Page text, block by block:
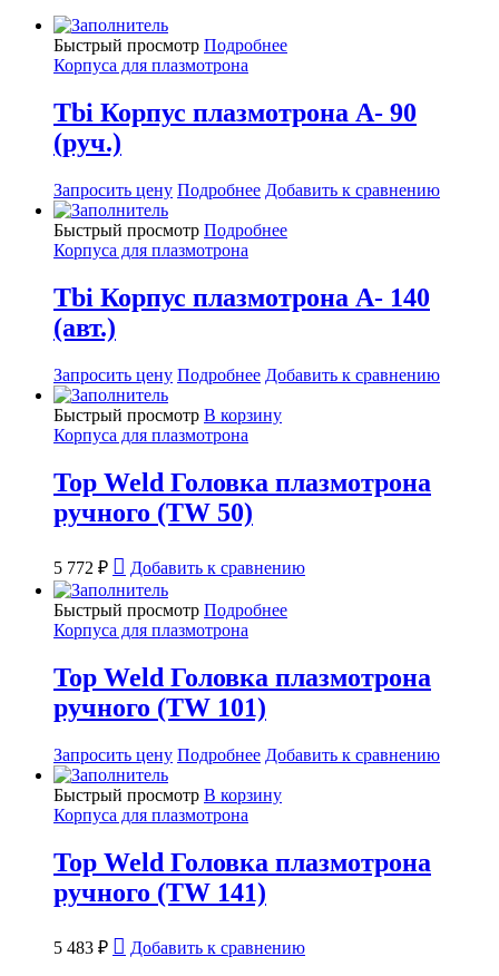
Быстрый просмотр Подробнее
Корпуса для плазмотрона
Tbi Корпус плазмотрона A- 90
(руч.)
Запросить цену Подробнее Добавить к сравнению
Быстрый просмотр Подробнее
Корпуса для плазмотрона
Tbi Корпус плазмотрона A- 140
(авт.)
Запросить цену Подробнее Добавить к сравнению
Быстрый просмотр В корзину
Корпуса для плазмотрона
Top Weld Головка плазмотрона
ручного (TW 50)
5 772 ₽ Добавить к сравнению
Быстрый просмотр Подробнее
Корпуса для плазмотрона
Top Weld Головка плазмотрона
ручного (TW 101)
Запросить цену Подробнее Добавить к сравнению
Быстрый просмотр В корзину
Корпуса для плазмотрона
Top Weld Головка плазмотрона
ручного (TW 141)
5 483 ₽ Добавить к сравнению